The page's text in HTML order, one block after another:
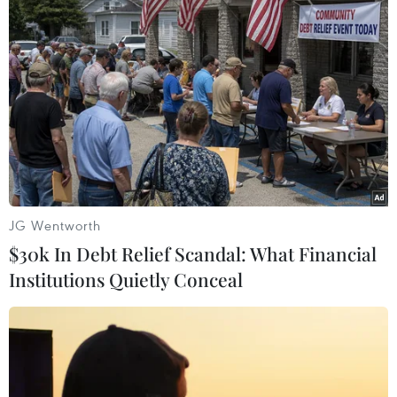
Xe tải va chạm xe máy tại Đắk Lắk
làm hai người thương vong
08/08/2026 14:58
Chuyển Bộ Công an thông tin 7 cá
nhân bán vàng không rõ nguồn gốc
08/08/2026 14:37
Olympic Trí tuệ nhân
tạo quốc tế 2026: 7/8 học sinh Việt
Nam đoạt huy chương
08/08/2026 14:24
JG Wentworth
$30k In Debt Relief Scandal: What Financial
Institutions Quietly Conceal